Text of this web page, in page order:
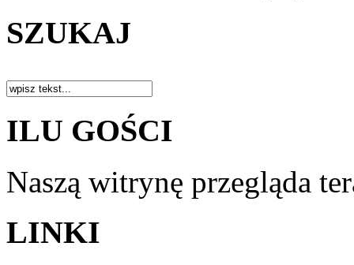
SZUKAJ
ILU GOŚCI
Naszą witrynę przegląda
LINKI